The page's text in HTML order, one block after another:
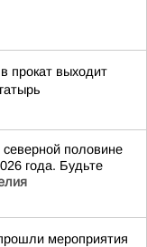
прокат выходит
половине
года. Будьте
мероприятия